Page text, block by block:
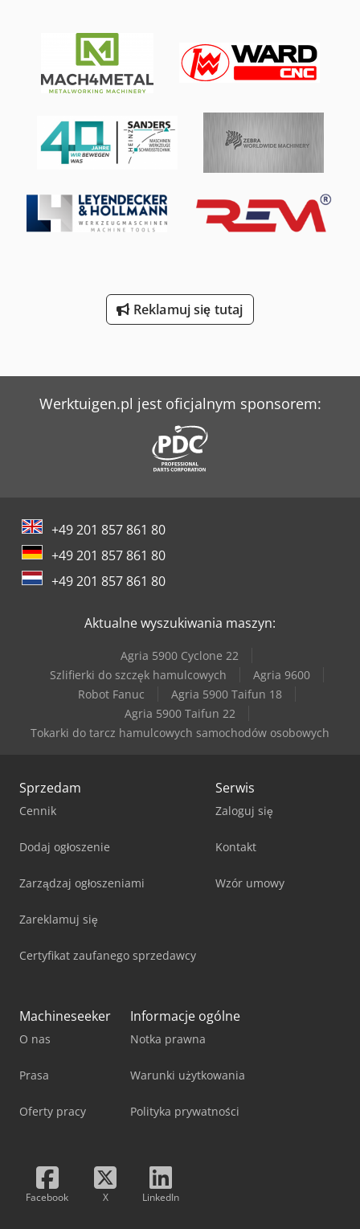
Reklamuj się tutaj
Werktuigen.pl jest oficjalnym sponsorem:
+49 201 857 861 80
+49 201 857 861 80
+49 201 857 861 80
Aktualne wyszukiwania maszyn:
Agria 5900 Cyclone 22
Szlifierki do szczęk hamulcowych
Agria 9600
Robot Fanuc
Agria 5900 Taifun 18
Agria 5900 Taifun 22
Tokarki do tarcz hamulcowych samochodów osobowych
Sprzedam
Cennik
Dodaj ogłoszenie
Zarządzaj ogłoszeniami
Zareklamuj się
Certyfikat zaufanego sprzedawcy
Serwis
Zaloguj się
Kontakt
Wzór umowy
Machineseeker
O nas
Prasa
Oferty pracy
Informacje ogólne
Notka prawna
Warunki użytkowania
Polityka prywatności
Facebook X LinkedIn